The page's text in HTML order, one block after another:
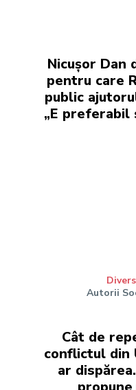
Nicușor Dan
pentru care
public
„E preferabil
Autorii
Cât de
conflictul din
ar